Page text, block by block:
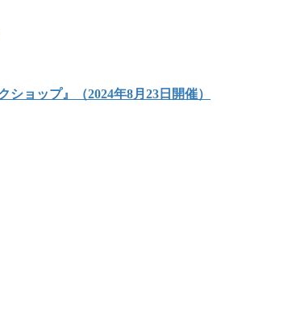
ョップ』（2024年8月23日開催）